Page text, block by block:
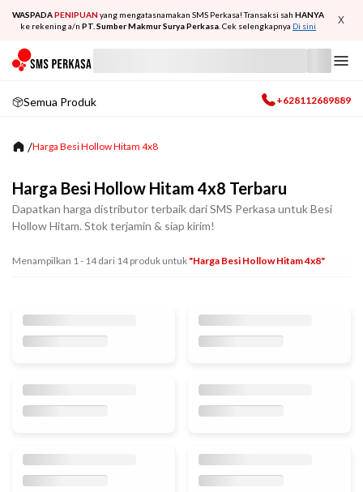
WASPADAPENIPUAN yang mengatasnamakan SMS Perkasa! Transaksi sah HANYA
ke rekening a/n PT. Sumber Makmur Surya Perkasa . Cek selengkapnya Di sini X
Semua Produk +628112689889
/Harga Besi Hollow Hitam 4x8
Harga Besi Hollow Hitam 4x8 Terbaru
Dapatkan harga distributor terbaik dari SMS Perkasa untuk Besi
Hollow Hitam. Stok terjamin & siap kirim!
Menampilkan 1- 14 dari 14produk untuk "harga Besi Hollow Hitam 4x8"